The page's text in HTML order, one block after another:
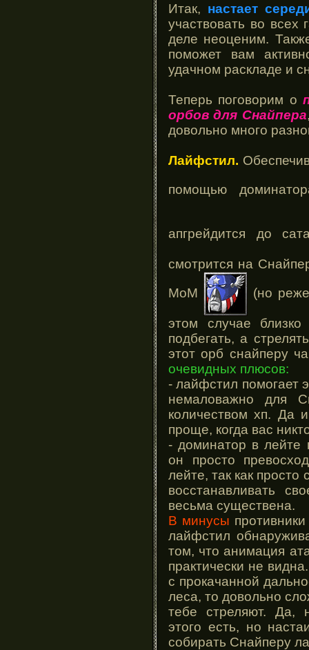
Итак, настает
участвовать во всех
деле неоценим.
поможет вам
удачном раскладе и
Теперь поговорим о
орбов для Снайпера
довольно много
Лайфстил.
помощью
апгрейдится до
смотрится на
МоМ (но
этом случае
подбегать, а
этот орб снайперу
очевидных плюсов:
- лайфстил помогает
немаловажно для
количеством хп. Да
проще, когда вас
- доминатор в лейте
он просто
лейте, так как просто
восстанавливать
весьма существена.
В минусы
лайфстил
том, что анимация
практически не
с прокачанной
леса, то довольно
тебе стреляют. Да,
этого есть, но
собирать Снайперу